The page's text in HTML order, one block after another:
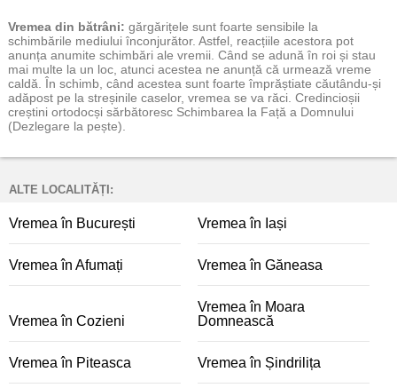
Vremea din bătrâni: gărgărițele sunt foarte sensibile la
schimbările mediului înconjurător. Astfel, reacțiile acestora pot
anunța anumite schimbări ale vremii. Când se adună în roi și stau
mai multe la un loc, atunci acestea ne anunță că urmează vreme
caldă. În schimb, când acestea sunt foarte împrăștiate căutându-și
adăpost pe la streșinile caselor, vremea se va răci. Credincioșii
creștini ortodocși sărbătoresc Schimbarea la Față a Domnului
(Dezlegare la pește).
ALTE LOCALITĂȚI:
Vremea în București Vremea în Iași
Vremea în Afumați Vremea în Găneasa
Vremea în Cozieni
Vremea în Moara
Domnească
Vremea în Piteasca Vremea în Șindrilița